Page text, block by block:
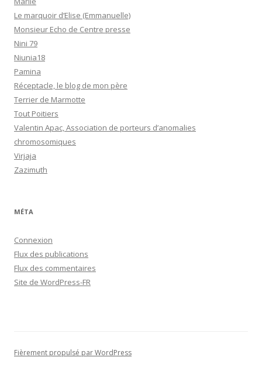
Le marquoir d’Elise (Emmanuelle)
Monsieur Echo de Centre presse
Nini 79
Niunia18
Pamina
Réceptacle, le blog de mon père
Terrier de Marmotte
Tout Poitiers
Valentin Apac, Association de porteurs d’anomalies
chromosomiques
Virjaja
Zazimuth
MÉTA
Connexion
Flux des publications
Flux des commentaires
Site de WordPress-FR
Fièrement propulsé par WordPress